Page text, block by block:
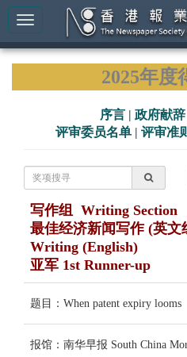
2025年度
序言 | 政府献辞
评审委员名单 | 评审准
写作组 Writing Section
最佳经济新闻写作 (英文
Writing (English)
亚军 1st Runner-up
题目：When patent expiry looms
报馆：南华早报 South China